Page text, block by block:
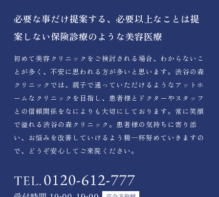
必要な事だけ提案する、必要以上なことは提
案しない保険診療のような美容医療
初めて美容クリニックをご検討される場合、わからないこ
とが多く、不安に思われる方が多いと思います。渋谷の森
クリニックでは、親子で通っていただけるようなアットホ
ームなクリニックを目指し、患者様とドクターやスタッフ
との信頼関係をなによりも大切にしております。常に笑顔
で溢れる渋谷の森クリニック。患者様の気持ちに寄り添
い、お悩みを改善していけるよう精一杯努めていきますの
で、どうぞ安心してご来院ください。